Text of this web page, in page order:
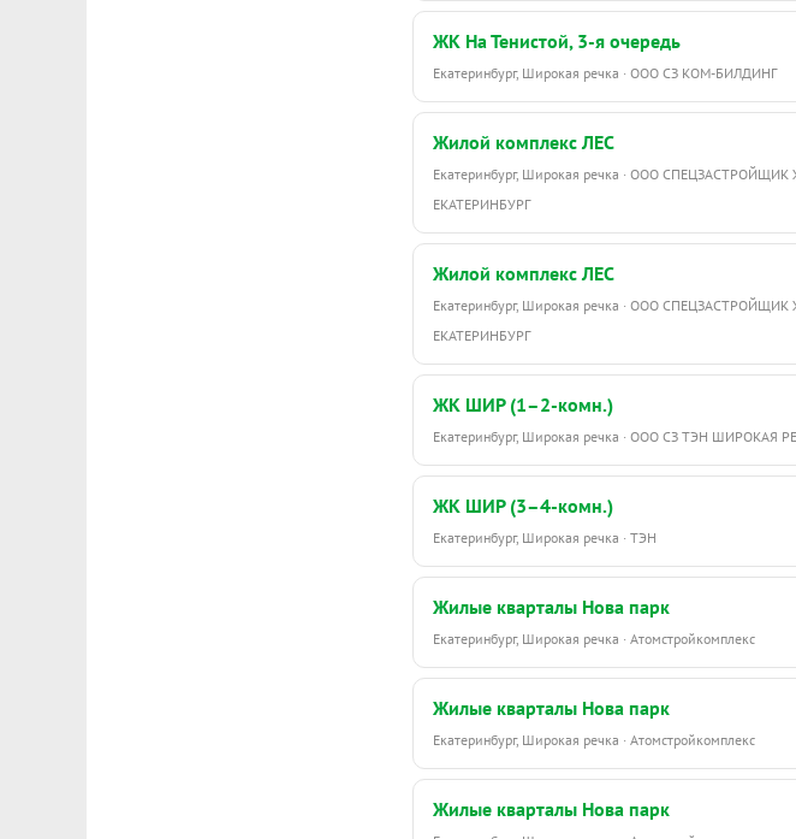
ЖК На Тенистой, 3-я очередь
Екатеринбург, Широкая речка · ООО СЗ КОМ-БИЛДИНГ
Жилой комплекс ЛЕС
Екатеринбург, Широкая речка · ООО
ЕКАТЕРИНБУРГ
Жилой комплекс ЛЕС
Екатеринбург, Широкая речка · ООО
ЕКАТЕРИНБУРГ
ЖК ШИР (1–2-комн.)
Екатеринбург, Широкая речка · ООО СЗ ТЭН ШИРОКАЯ
ЖК ШИР (3–4-комн.)
Екатеринбург, Широкая речка · ТЭН
Жилые кварталы Нова парк
Екатеринбург, Широкая речка · Атомстройкомплекс
Жилые кварталы Нова парк
Екатеринбург, Широкая речка · Атомстройкомплекс
Жилые кварталы Нова парк